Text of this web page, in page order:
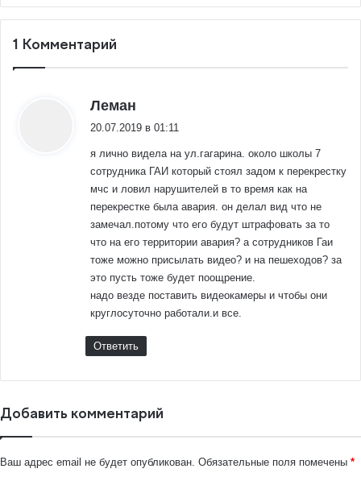
1 Комментарий
Леман
20.07.2019 в 01:11
я лично видела на ул.гагарина. около школы 7
сотрудника ГАИ который стоял задом к перекрестку
мчс и ловил нарушителей в то время как на
перекрестке была авария. он делал вид что не
замечал.потому что его будут штрафовать за то
что на его территории авария? а сотрудников Гаи
тоже можно присылать видео? и на пешеходов? за
это пусть тоже будет поощрение.
надо везде поставить видеокамеры и чтобы они
круглосуточно работали.и все.
Ответить
Добавить комментарий
Ваш адрес email не будет опубликован. Обязательные поля помечены *